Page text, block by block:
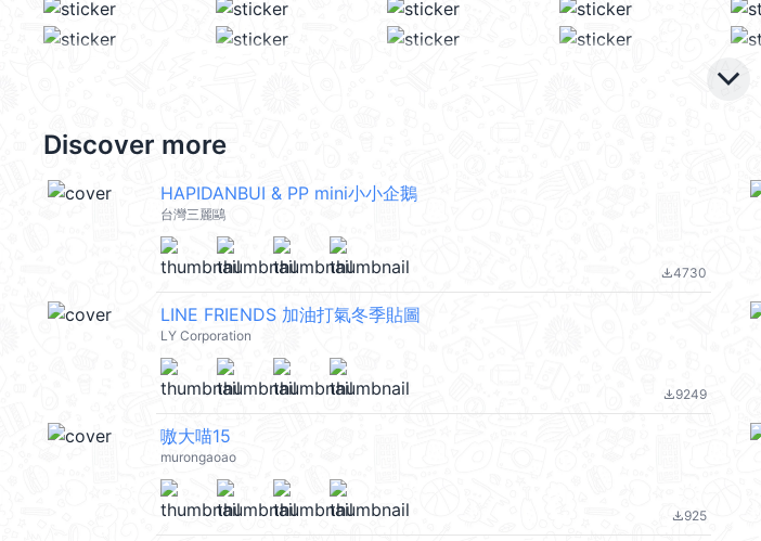
keyboard_arrow_down
Discover more
HAPIDANBUI & PP mini小小企鵝
台灣三麗鷗
file_download4730
LINE FRIENDS 加油打氣冬季貼圖
LY Corporation
file_download9249
嗷大喵15
murongaoao
file_download925